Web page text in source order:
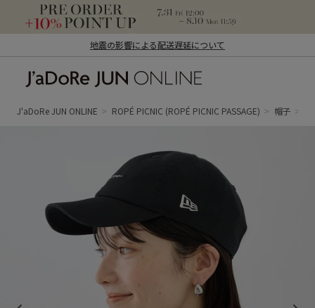
地震の影響による配送遅延について
ン オンライン）
J'aDoRe JUN ONLINE ROPÉ PICNIC (ROPÉ PICNIC PASSAGE) 帽子